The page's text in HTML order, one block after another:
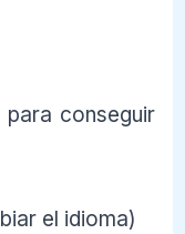
conseguir
el idioma)